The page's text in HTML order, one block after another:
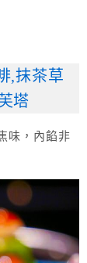
,抹茶草
塔
味，內餡非